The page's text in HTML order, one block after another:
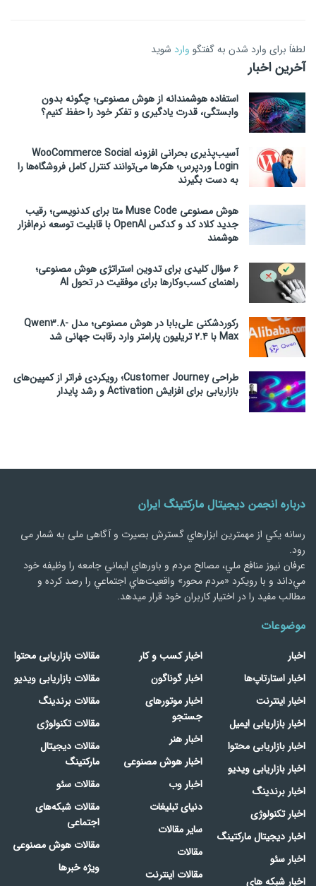
لطفاَ برای وارد شدن به گفتگو وارد شوید
آخرین اخبار
استفاده هوشمندانه از هوش مصنوعی؛ چگونه بدون
وابستگی، قدرت یادگیری و تفکر خود را حفظ کنیم؟
آسیب‌پذیری بحرانی افزونه WooCommerce Social
Login وردپرس؛ هکرها می‌توانند کنترل کامل فروشگاه‌ها را
به دست بگیرند
هوش مصنوعی Muse Code متا برای کدنویسی؛ رقیب
جدید کلاد کد و کدکس OpenAI با قابلیت توسعه نرم‌افزار
هوشمند
۶ سؤال کلیدی برای تدوین استراتژی هوش مصنوعی؛
راهنمای کسب‌وکارها برای موفقیت در تحول AI
رکوردشکنی علی‌بابا در هوش مصنوعی؛ مدل Qwen3.8-
Max با ۲.۴ تریلیون پارامتر وارد رقابت جهانی شد
طراحی Customer Journey؛ رویکردی فراتر از کمپین‌های
بازاریابی برای افزایش Activation و رشد پایدار
درباره انجمن دیجیتال مارکتینگ ایران
رسانه يكي از مهمترین ابزارهاي گسترش بصیرت و آگاهی ملی به شمار می
رود.
عرفان نیوز منافع ملي، مصالح مردم و باورهاي ايماني جامعه را وظيفه خود
مي‌داند و با رويكرد «مردم‌ محور» واقعيت‌هاي اجتماعي را رصد کرده و
مطالب مفید را در اختیار کاربران خود قرار میدهد.
موضوعات
اخبار
اخبار استارتاپ‌ها
اخبار اینترنت
اخبار بازاریابی ایمیل
اخبار بازاریابی محتوا
اخبار بازاریابی ویدیو
اخبار برندینگ
اخبار تکنولوژی
اخبار دیجیتال مارکتینگ
اخبار سئو
اخبار شبکه های
اخبار کسب و کار
اخبار گوناگون
اخبار موتورهای
جستجو
اخبار هنر
اخبار هوش مصنوعی
اخبار وب
دنیای تبلیغات
سایر مقالات
مقالات
مقالات اینترنت
مقالات بازاریابی محتوا
مقالات بازاریابی ویدیو
مقالات برندینگ
مقالات تکنولوژی
مقالات دیجیتال
مارکتینگ
مقالات سئو
مقالات شبکه‌های
اجتماعی
مقالات هوش مصنوعی
ویژه خبرها